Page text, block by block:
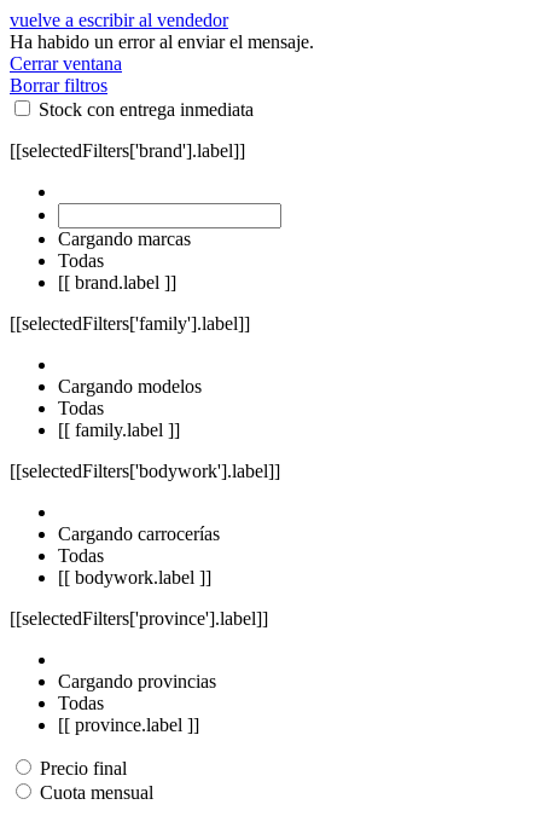
vuelve a escribir al vendedor
Ha habido un error al enviar el mensaje.
Cerrar ventana
Borrar filtros
Stock con entrega inmediata
[[selectedFilters['brand'].label]]
Cargando marcas
Todas
[[ brand.label ]]
[[selectedFilters['family'].label]]
Cargando modelos
Todas
[[ family.label ]]
[[selectedFilters['bodywork'].label]]
Cargando carrocerías
Todas
[[ bodywork.label ]]
[[selectedFilters['province'].label]]
Cargando provincias
Todas
[[ province.label ]]
Precio final
Cuota mensual